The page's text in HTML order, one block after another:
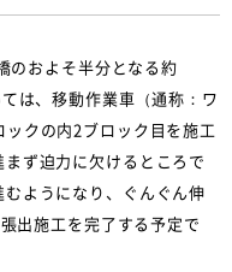
のおよそ半分となる約
は、移動作業車（通称：ワ
クの内2ブロック目を施工
ず迫力に欠けるところで
ようになり、ぐんぐん伸
出施工を完了する予定で